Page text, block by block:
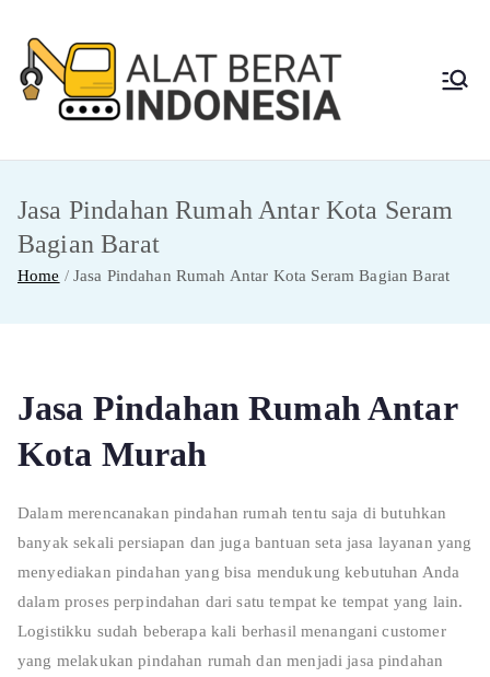
content
Berat
Indon
esia
Jasa Sewa Alat
Jasa Pindahan Rumah Antar Kota Seram
Bagian Barat
Home Jasa Pindahan Rumah Antar Kota Seram Bagian Barat
Jasa Pindahan Rumah Antar
Kota Murah
Dalam merencanakan pindahan rumah tentu saja di butuhkan
banyak sekali persiapan dan juga bantuan seta jasa layanan yang
menyediakan pindahan yang bisa mendukung kebutuhan Anda
dalam proses perpindahan dari satu tempat ke tempat yang lain.
Logistikku sudah beberapa kali berhasil menangani customer
yang melakukan pindahan rumah dan menjadi jasa pindahan